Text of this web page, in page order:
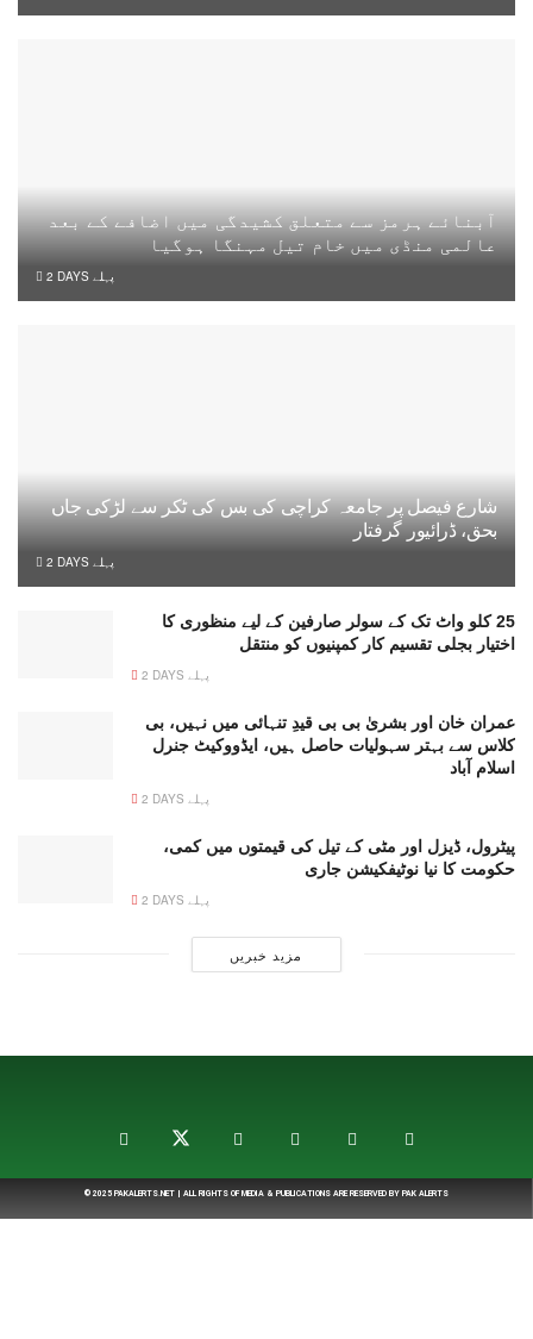
آبنائے ہرمز سے متعلق کشیدگی میں اضافے کے بعد
عالمی منڈی میں خام تیل مہنگا ہوگیا
2 DAYS پہلے
شارع فیصل پر جامعہ کراچی کی بس کی ٹکر سے لڑکی جاں
بحق، ڈرائیور گرفتار
2 DAYS پہلے
25 کلو واٹ تک کے سولر صارفین کے لیے منظوری کا
اختیار بجلی تقسیم کار کمپنیوں کو منتقل
2 DAYS پہلے
عمران خان اور بشریٰ بی بی قیدِ تنہائی میں نہیں، بی
کلاس سے بہتر سہولیات حاصل ہیں، ایڈووکیٹ جنرل
اسلام آباد
2 DAYS پہلے
پیٹرول، ڈیزل اور مٹی کے تیل کی قیمتوں میں کمی،
حکومت کا نیا نوٹیفکیشن جاری
2 DAYS پہلے
مزید خبریں
© 2025 PAKALERTS.NET| ALL RIGHTS OF MEDIA & PUBLICATIONS ARE RESERVED BY PAK ALERTS